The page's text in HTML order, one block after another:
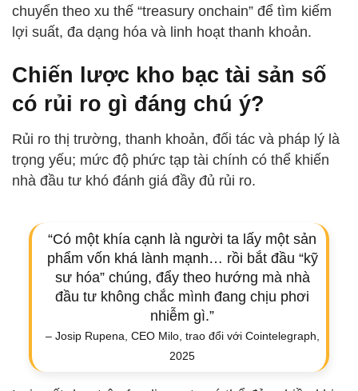
chuyển theo xu thế “treasury onchain” để tìm kiếm
lợi suất, đa dạng hóa và linh hoạt thanh khoản.
Chiến lược kho bạc tài sản số
có rủi ro gì đáng chú ý?
Rủi ro thị trường, thanh khoản, đối tác và pháp lý là
trọng yếu; mức độ phức tạp tài chính có thể khiến
nhà đầu tư khó đánh giá đầy đủ rủi ro.
“Có một khía cạnh là người ta lấy một sản
phẩm vốn khá lành mạnh… rồi bắt đầu “kỹ
sư hóa” chúng, đẩy theo hướng mà nhà
đầu tư không chắc mình đang chịu phơi
nhiễm gì.”
– Josip Rupena, CEO Milo, trao đổi với Cointelegraph,
2025